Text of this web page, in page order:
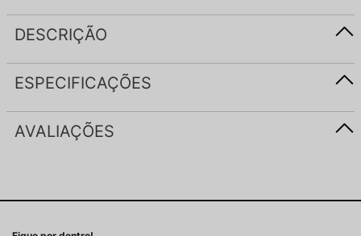
DESCRIÇÃO
ESPECIFICAÇÕES
AVALIAÇÕES